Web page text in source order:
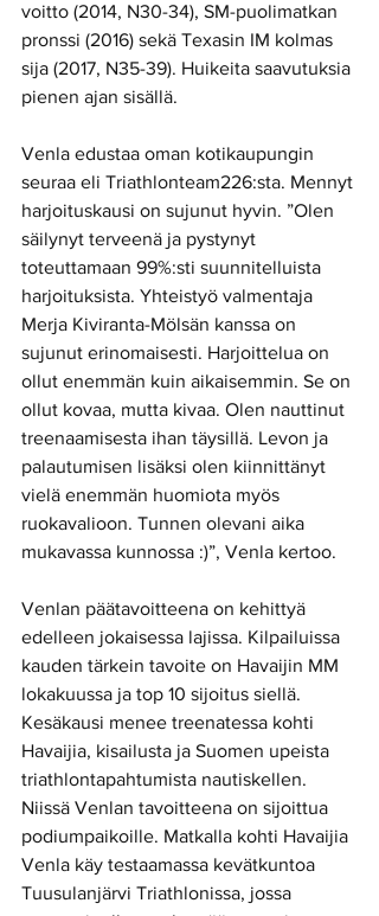
voitto (2014, N30-34), SM-puolimatkan
pronssi (2016) sekä Texasin IM kolmas
sija (2017, N35-39). Huikeita saavutuksia
pienen ajan sisällä.
Venla edustaa oman kotikaupungin
seuraa eli Triathlonteam226:sta. Mennyt
harjoituskausi on sujunut hyvin. ”Olen
säilynyt terveenä ja pystynyt
toteuttamaan 99%:sti suunnitelluista
harjoituksista. Yhteistyö valmentaja
Merja Kiviranta-Mölsän kanssa on
sujunut erinomaisesti. Harjoittelua on
ollut enemmän kuin aikaisemmin. Se on
ollut kovaa, mutta kivaa. Olen nauttinut
treenaamisesta ihan täysillä. Levon ja
palautumisen lisäksi olen kiinnittänyt
vielä enemmän huomiota myös
ruokavalioon. Tunnen olevani aika
mukavassa kunnossa :)”, Venla kertoo.
Venlan päätavoitteena on kehittyä
edelleen jokaisessa lajissa. Kilpailuissa
kauden tärkein tavoite on Havaijin MM
lokakuussa ja top 10 sijoitus siellä.
Kesäkausi menee treenatessa kohti
Havaijia, kisailusta ja Suomen upeista
triathlontapahtumista nautiskellen.
Niissä Venlan tavoitteena on sijoittua
podiumpaikoille. Matkalla kohti Havaijia
Venla käy testaamassa kevätkuntoa
Tuusulanjärvi Triathlonissa, jossa